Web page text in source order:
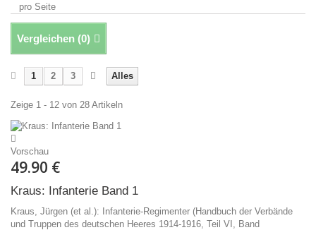
pro Seite
Vergleichen (0)
Alles
1 2 3
Zeige 1 - 12 von 28 Artikeln
Vorschau
49.90 €
Kraus: Infanterie Band 1
Kraus, Jürgen (et al.): Infanterie-Regimenter (Handbuch der Verbände
und Truppen des deutschen Heeres 1914-1916, Teil VI, Band